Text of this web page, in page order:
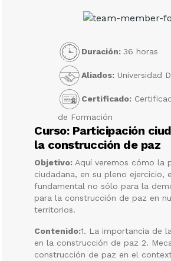
Duración: 36 horas
Aliados: Universidad
Certificado:
de Formación
Curso: Participación
la construcción de paz
Objetivo: Aquí veremos cómo la
ciudadana, en su pleno ejercicio,
fundamental no sólo para la
para la construcción de paz en
territorios.
Contenido:1. La importancia de
en la construcción de paz 2.
construcción de paz en el